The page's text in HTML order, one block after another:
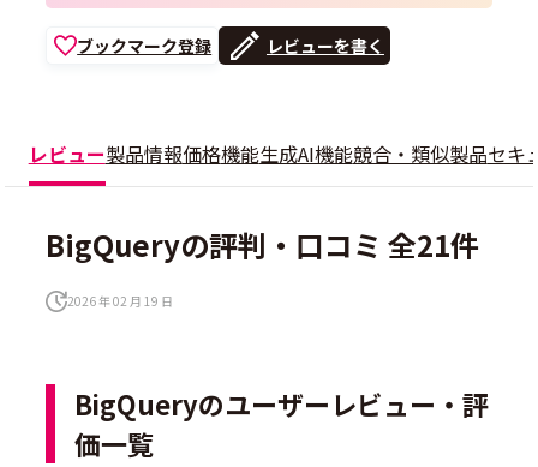
ブックマーク登録 レビューを書く
レビュー製品情報価格機能生成AI機能競合・類似製品セキ
BigQueryの評判・口コミ 全21件
2026 年 02 月 19 日
BigQueryのユーザーレビュー・評
価一覧